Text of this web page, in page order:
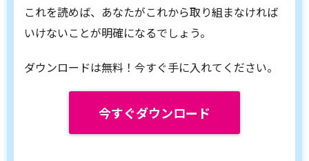
これを読めば、あなたがこれから取り組まなければ
いけないことが明確になるでしょう。
ダウンロードは無料！今すぐ手に入れてください。
今すぐダウンロード